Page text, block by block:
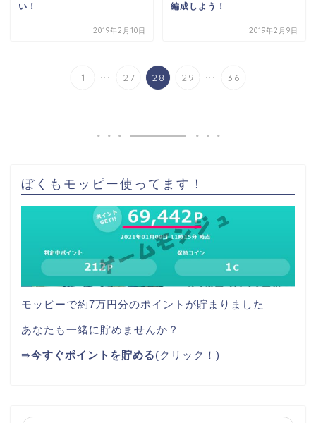
い！
2019年2月10日
編成しよう！
2019年2月9日
1 ... 27 28 29 ... 36
ぼくもモッピー使ってます！
モッピーで約7万円分のポイントが貯まりました
あなたも一緒に貯めませんか？
⇛今すぐポイントを貯める(クリック！)